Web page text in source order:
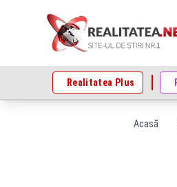
Realitatea Plus
Acasă